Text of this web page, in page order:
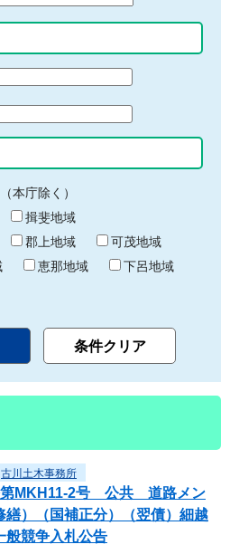
本庁除く）
揖斐地域
郡上地域
可茂地域
恵那地域
下呂地域
古川土木事務所
第MKH11-2号 公共 道路メン
繕）（国補正分）（翌債）細越
般競争入札公告